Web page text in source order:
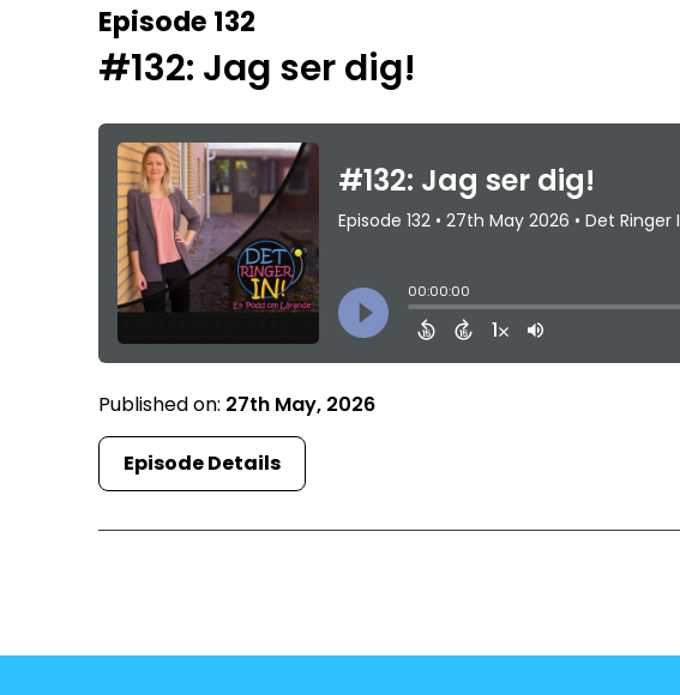
Episode 132
#132: Jag ser dig!
Published on: 27th May, 2026
Episode Details